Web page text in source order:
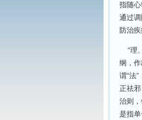
指随
通过
防治疾
“理
纲，
谓“法
正祛
治则
是指